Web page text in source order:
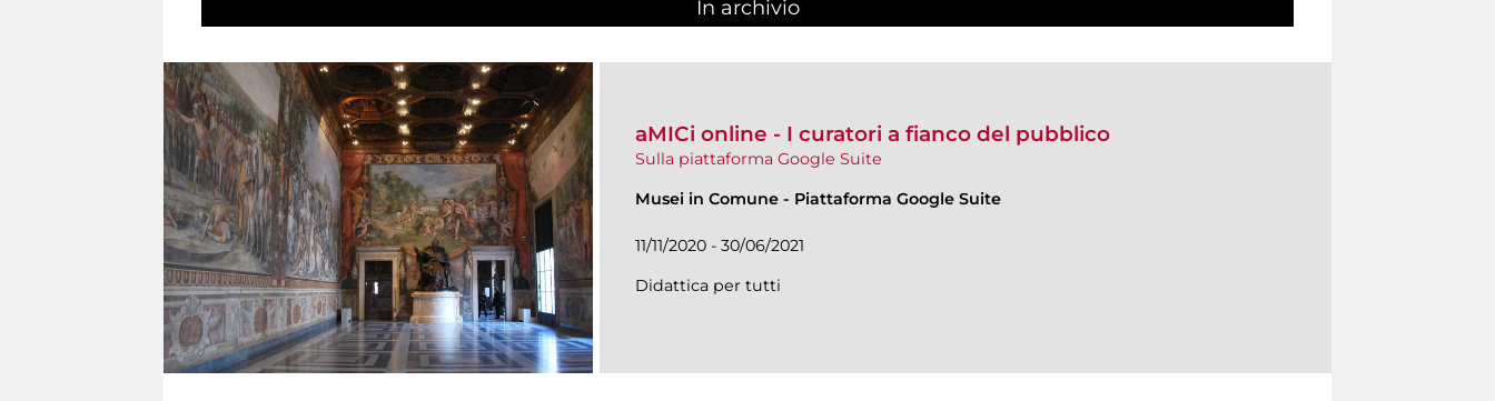
In archivio
aMICi online - I curatori a fianco del pubblico
Sulla piattaforma Google Suite
Musei in Comune - Piattaforma Google Suite
11/11/2020 - 30/06/2021
Didattica per tutti